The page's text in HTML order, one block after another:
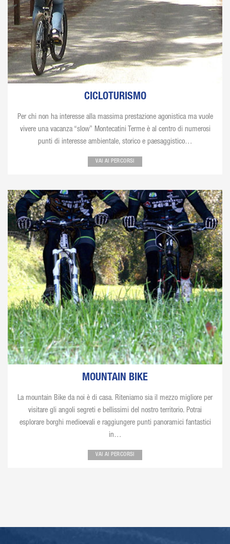
CICLOTURISMO
Per chi non ha interesse alla massima prestazione agonistica ma vuole
vivere una vacanza “slow” Montecatini Terme è al centro di numerosi
punti di interesse ambientale, storico e paesaggistico…
VAI AI PERCORSI
MOUNTAIN BIKE
La mountain Bike da noi è di casa. Riteniamo sia il mezzo migliore per
visitare gli angoli segreti e bellissimi del nostro territorio. Potrai
esplorare borghi medioevali e raggiungere punti panoramici fantastici
in…
VAI AI PERCORSI